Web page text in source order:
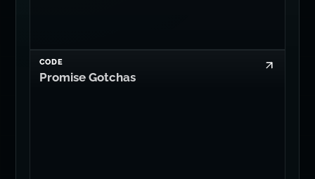
CODE
Promise Gotchas